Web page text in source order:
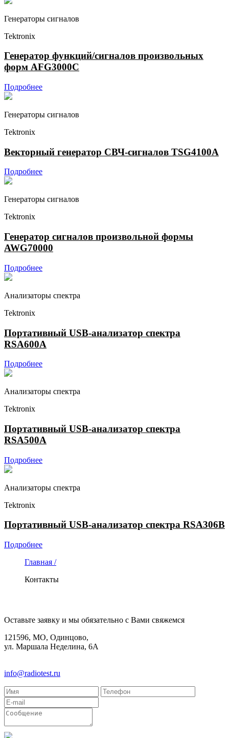
Генераторы сигналов
Tektronix
Генератор функций/сигналов произвольных
форм AFG3000C
Подробнее
Генераторы сигналов
Tektronix
Векторный генератор СВЧ-сигналов TSG4100A
Подробнее
Генераторы сигналов
Tektronix
Генератор сигналов произвольной формы
AWG70000
Подробнее
Анализаторы спектра
Tektronix
Портативный USB-анализатор спектра
RSA600A
Подробнее
Анализаторы спектра
Tektronix
Портативный USB-анализатор спектра
RSA500A
Подробнее
Анализаторы спектра
Tektronix
Портативный USB-анализатор спектра RSA306B
Подробнее
Главная /
Контакты
Оставьте заявку и мы обязательно с Вами свяжемся
121596, МО, Одинцово,
ул. Маршала Неделина, 6А
info@radiotest.ru